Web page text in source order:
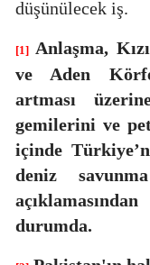
düşünülecek iş.
[1] Anlaşma,
ve Aden
artması
gemilerini ve
içinde
deniz
durumda.